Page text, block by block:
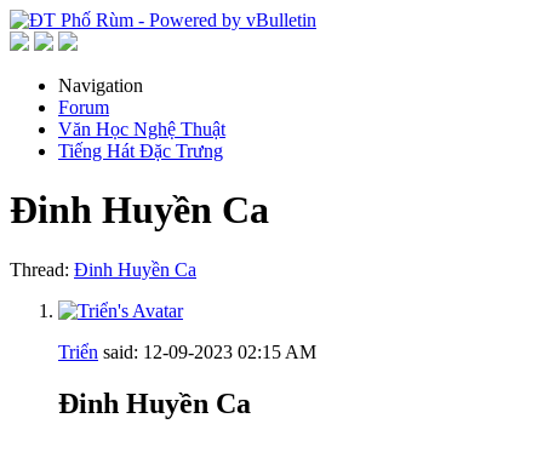
Navigation
Forum
Văn Học Nghệ Thuật
Tiếng Hát Đặc Trưng
Đinh Huyền Ca
Thread: Đinh Huyền Ca
Triển said: 12-09-2023 02:15 AM
Đinh Huyền Ca